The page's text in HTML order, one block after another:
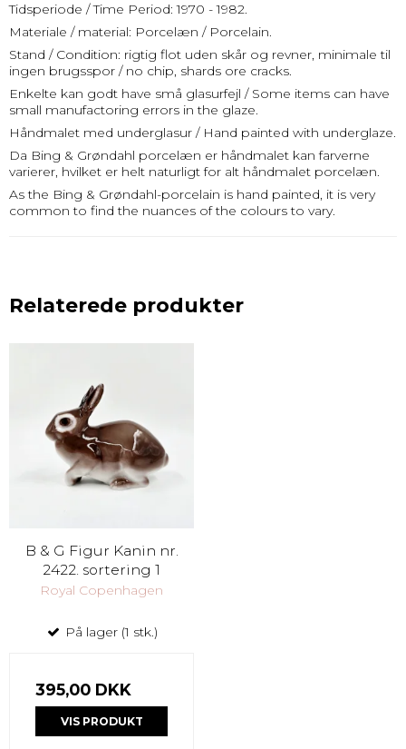
Tidsperiode / Time Period: 1970 - 1982.
Materiale / material: Porcelæn / Porcelain.
Stand / Condition: rigtig flot uden skår og revner, minimale til
ingen brugsspor / no chip, shards ore cracks.
Enkelte kan godt have små glasurfejl / Some items can have
small manufactoring errors in the glaze.
Håndmalet med underglasur / Hand painted with underglaze.
Da Bing & Grøndahl porcelæn er håndmalet kan farverne
varierer, hvilket er helt naturligt for alt håndmalet porcelæn.
As the Bing & Grøndahl-porcelain is hand painted, it is very
common to find the nuances of the colours to vary.
Relaterede produkter
B & G Figur Kanin nr.
2422. sortering 1
Royal Copenhagen
På lager (1 stk.)
395,00 DKK
VIS PRODUKT